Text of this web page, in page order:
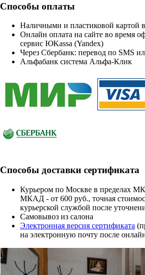
Способы оплаты
Наличными и пластиковой картой в
Онлайн оплата на сайте во время
сервис ЮKassa (Yandex)
Через Сбербанк: перевод по SMS
Альфабанк система Альфа-Клик
Способы доставки сертификата
Курьером по Москве в пределах
МКАД - от 600 руб., точная
курьерской службой после
Cамовывоз из салона
Электронная версия сертификата
на электронную почту после